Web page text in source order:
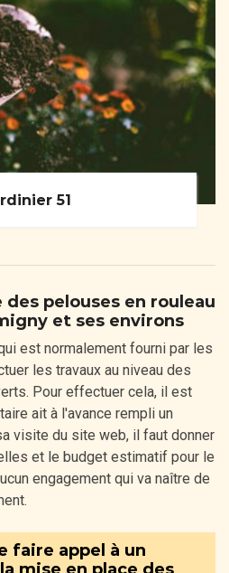
51
des pelouses en rouleau
et ses environs
est normalement fourni par les
les travaux au niveau des
Pour effectuer cela, il est
ait à l'avance rempli un
visite du site web, il faut donner
et le budget estimatif pour le
engagement qui va naître de
faire appel à un